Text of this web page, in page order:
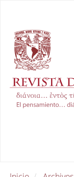
Contenido
principal
Barra
lateral